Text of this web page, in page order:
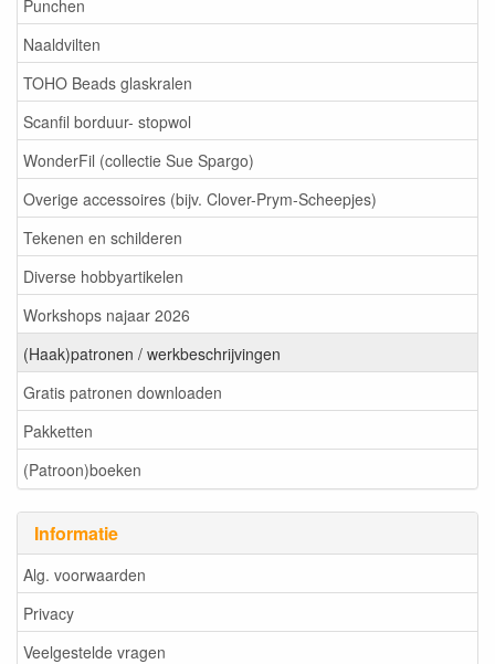
Punchen
Naaldvilten
TOHO Beads glaskralen
Scanfil borduur- stopwol
WonderFil (collectie Sue Spargo)
Overige accessoires (bijv. Clover-Prym-Scheepjes)
Tekenen en schilderen
Diverse hobbyartikelen
Workshops najaar 2026
(Haak)patronen / werkbeschrijvingen
Gratis patronen downloaden
Pakketten
(Patroon)boeken
Informatie
Alg. voorwaarden
Privacy
Veelgestelde vragen